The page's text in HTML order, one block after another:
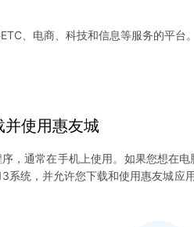
、电商、科技和信息等服务的平台。
并使用惠友城
，通常在手机上使用。如果您想在电
系统，并允许您下载和使用惠友城应